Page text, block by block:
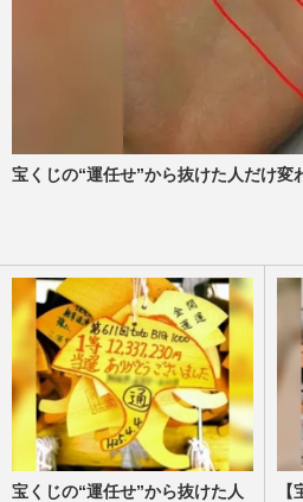
宝くじの“運任せ”から抜けた人だけ変
宝くじの“運任せ”から抜けた人